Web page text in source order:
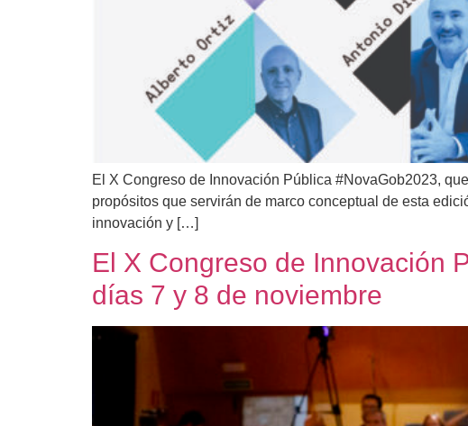
El X Congreso de Innovación Pública #NovaGob2023,
propósitos que servirán de marco conceptual de esta
innovación y […]
El X Congreso de Innovación
días 7 y 8 de noviembre